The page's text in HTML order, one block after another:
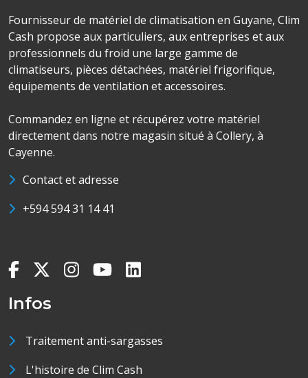
Fournisseur de matériel de climatisation en Guyane, Clim
Cash propose aux particuliers, aux entreprises et aux
professionnels du froid une large gamme de
climatiseurs, pièces détachées, matériel frigorifique,
équipements de ventilation et accessoires.
Commandez en ligne et récupérez votre matériel
directement dans notre magasin situé à Collery, à
Cayenne.
Contact et adresse
+594 594 31 14 41
Infos
Traitement anti-sargasses
L'histoire de Clim Cash